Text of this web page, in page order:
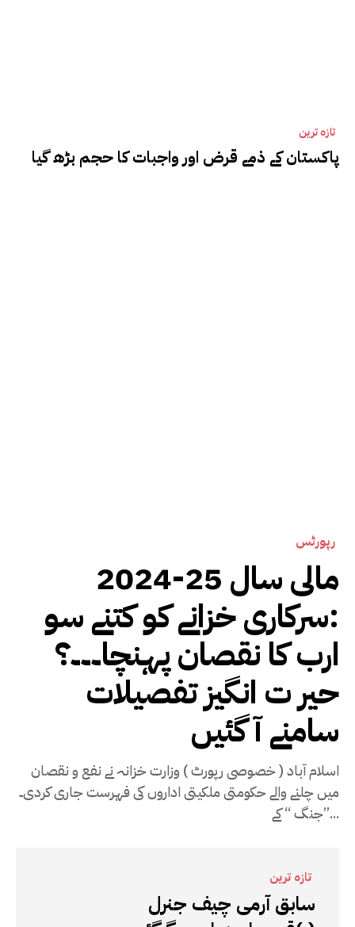
تازہ ترین
پاکستان کے ذمے قرض اور واجبات کا حجم بڑھ گیا
رپورٹس
مالی سال 25-2024
:سرکاری خزانے کو کتنے سو
ارب کا نقصان پہنچا۔۔۔؟
حیر ت انگیز تفصیلات
سامنے آ گئیں
اسلام آباد ( خصوصی رپورٹ ) وزارت خزانہ نے نفع و نقصان
میں چلنے والے حکومتی ملکیتی اداروں کی فہرست جاری کردی۔
’’جنگ ‘‘ کے...
تازہ ترین
سابق آرمی چیف جنرل